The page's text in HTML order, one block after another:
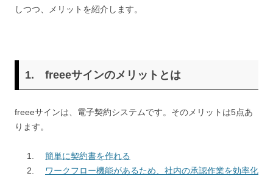
しつつ、メリットを紹介します。
1. freeeサインのメリットとは
freeeサインは、電子契約システムです。そのメリットは5点あ
ります。
簡単に契約書を作れる
ワークフロー機能があるため、社内の承認作業を効率化